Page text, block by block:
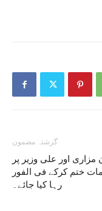
گزشتہ مضمون
مزاری اور علی وزیر پر
ختم کرکے فی الفور
رہا کیا جائے۔